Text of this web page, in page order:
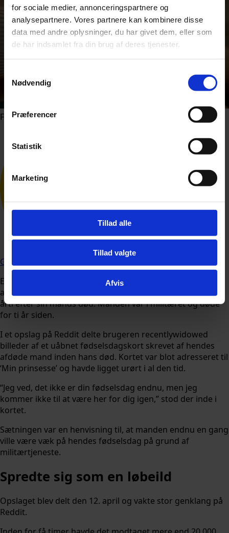
for sociale medier, annonceringspartnere og
analysepartnere. Vores partnere kan kombinere disse
data med andre oplysninger, du har givet dem, eller som
de har indsamlet fra din brug af deres tjenester.
Nødvendig
Præferencer
Statistik
Marketing
Tillad alle
Tillad valgte
Afvis
Foto: Shutterstock.com
Følg Udforsk.nu på
Google
En enke har fået internettet til at reagere med tårer, efter
at hun delte et personligt fund, der blev gjort mere end et
årti efter sin mands død. Manden var i militæret og døde
for ti år siden.
I et opslag på Reddit delte brugeren recentlywidowed
billeder af et uåbnet fødselsdagskort skrevet af hendes
afdøde mand inden hans død. Kortet var blot adresseret til
‘Min prinsesse’ og havde ligget urørt i al den tid.
“Jeg ved, det ikke er din fødselsdag endnu, men jeg
kommer ikke til at være her for dig igen,” stod der inde i
kortet.
Sætningen var en henvisning til, at manden endnu en gang
ville være væk på hendes fødselsdag på grund af
militærtjeneste.
Spredte sig som en løbeild
Opslaget blev delt den 12. april og vakte stor genklang på
Reddit.